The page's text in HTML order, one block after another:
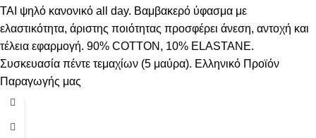
ΤΑΙ ψηλό κανονικό all day. Βαμβακερό ύφασμα με
ελαστικότητα, άριστης ποιότητας προσφέρει άνεση, αντοχή και
τέλεια εφαρμογή. 90% COTTON, 10% ELASTANE.
Συσκευασία πέντε τεμαχίων (5 μαύρα). Ελληνικό Προϊόν
Παραγωγής μας
XL